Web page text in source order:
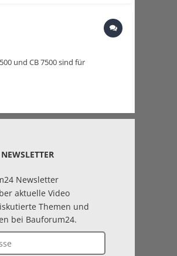
und CB 7500 sind für
Newsletter
aktuelle Video
Themen und
bei Bauforum24.